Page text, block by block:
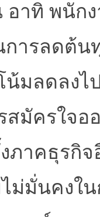
าทิ พนัก
การลดต้น
มลดลงไ
มัครใจอ
ภาคธุรกิจ
ม่มั่นคงใ